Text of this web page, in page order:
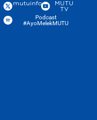
mutuinfo
MUTU
TV
Podcast
#AyoMelekMUTU